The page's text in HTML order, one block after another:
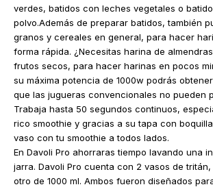
verdes, batidos con leches vegetales o
polvo.Además de preparar batidos, también
granos y cereales en general, para hacer
forma rápida. ¿Necesitas harina de
frutos secos, para hacer harinas en pocos
su máxima potencia de 1000w podrás
que las jugueras convencionales no pueden
Trabaja hasta 50 segundos continuos,
rico smoothie y gracias a su tapa con
vaso con tu smoothie a todos lados.
En Davoli Pro ahorraras tiempo lavando una
jarra. Davoli Pro cuenta con 2 vasos de
otro de 1000 ml. Ambos fueron diseñados